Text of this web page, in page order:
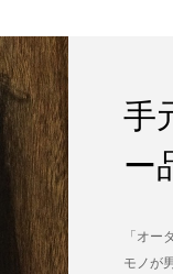
手
ー
「オ
モノが